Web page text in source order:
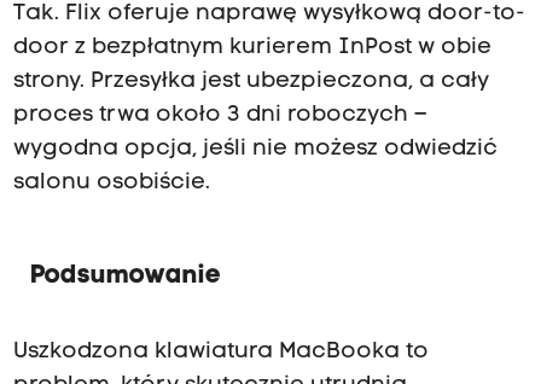
Tak. Flix oferuje naprawę wysyłkową door-to-
door z bezpłatnym kurierem InPost w obie
strony. Przesyłka jest ubezpieczona, a cały
proces trwa około 3 dni roboczych –
wygodna opcja, jeśli nie możesz odwiedzić
salonu osobiście.
Podsumowanie
Uszkodzona klawiatura MacBooka to